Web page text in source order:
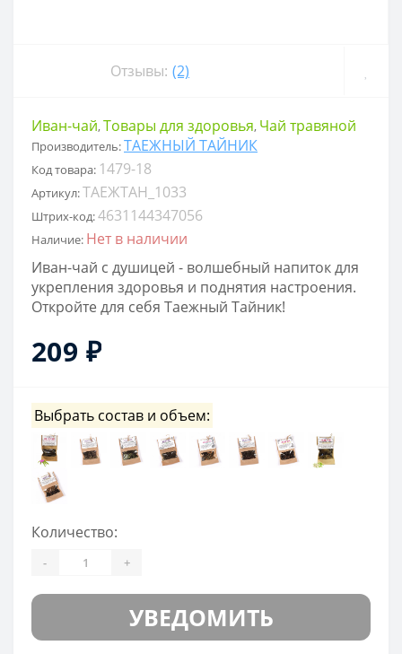
Отзывы: (2)
Иван-чай,Товары для здоровья, Чай травяной
Производитель:ТАЕЖНЫЙ ТАЙНИК
Код товара: 1479-18
Артикул:ТАЕЖТАН_1033
Штрих-код:4631144347056
Наличие: Нет в наличии
Иван-чай с душицей - волшебный напиток для
укрепления здоровья и поднятия настроения.
Откройте для себя Таежный Тайник!
209 ₽
Выбрать состав и объем:
Количество:
- +
УВЕДОМИТЬ